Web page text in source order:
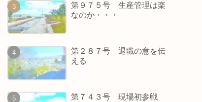
第９７５号 生産管理は楽
なのか・・・
第２８７号 退職の意を伝
える
第７４３号 現場初参戦